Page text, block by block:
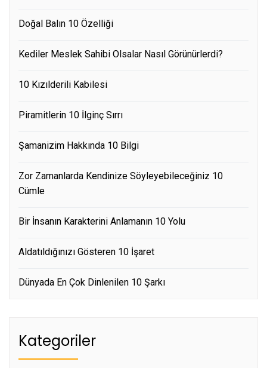
Doğal Balın 10 Özelliği
Kediler Meslek Sahibi Olsalar Nasıl Görünürlerdi?
10 Kızılderili Kabilesi
Piramitlerin 10 İlginç Sırrı
Şamanizim Hakkında 10 Bilgi
Zor Zamanlarda Kendinize Söyleyebileceğiniz 10
Cümle
Bir İnsanın Karakterini Anlamanın 10 Yolu
Aldatıldığınızı Gösteren 10 İşaret
Dünyada En Çok Dinlenilen 10 Şarkı
Kategoriler